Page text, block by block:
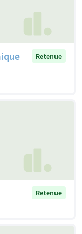
Retenue
Retenue